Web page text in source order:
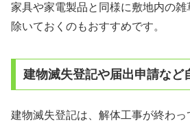
家具や家電製品と同様に敷地内の雑
除いておくのもおすすめです。
建物滅失登記や届出申請など
建物滅失登記は、解体工事が終わ